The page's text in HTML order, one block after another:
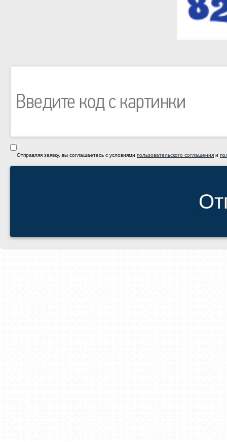
Отправляя заявку, вы соглашаетесь с условиями пользовательского соглашения и